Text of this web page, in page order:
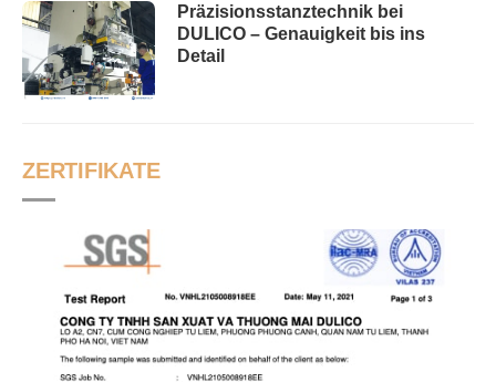
Präzisionsstanztechnik bei
DULICO – Genauigkeit bis ins
Detail
ZERTIFIKATE